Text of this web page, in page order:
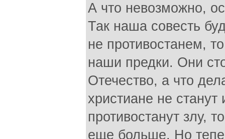
А что невозможно,
Так наша совесть
не противостанем,
наши предки. Они
Отечество, а что
христиане не
противостанут злу,
еще больше. Но